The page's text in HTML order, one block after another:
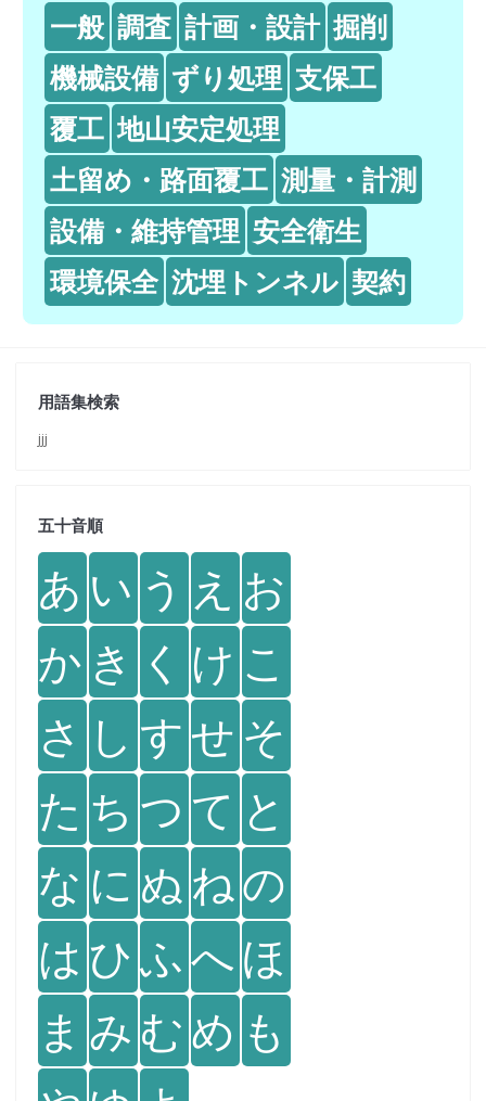
一般 調査 計画・設計 掘削
機械設備 ずり処理 支保工
覆工 地山安定処理
土留め・路面覆工 測量・計測
設備・維持管理 安全衛生
環境保全 沈埋トンネル 契約
用語集検索
jjj
五十音順
あ い う え お
か き く け こ
さ し すせ そ
た ち つ て と
な に ぬ ねの
は ひふへほ
ま み むめ も